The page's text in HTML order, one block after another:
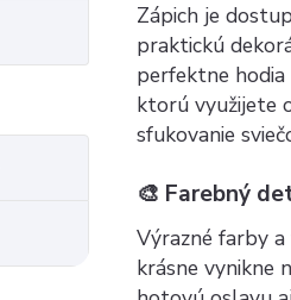
Zápich je
praktickú
perfektne hodia
ktorú využijete
sfukovanie
🎨 Farebný
Výrazné farby
krásne vynikne